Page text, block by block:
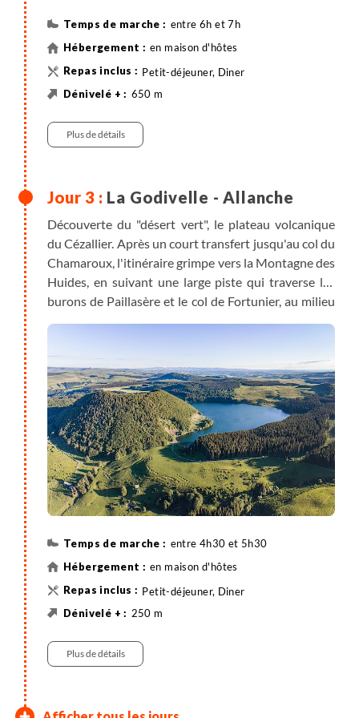
entre 6h et 7h
en maison d'hôtes
Petit-déjeuner, Diner
650 m
Randonnée
Plus de détails
La Godivelle - Allanche
Découverte du "désert vert", le plateau volcanique
du Cézallier. Après un court transfert jusqu'au col du
Chamaroux, l'itinéraire grimpe vers la Montagne des
Huides, en suivant une large piste qui traverse les
burons de Paillasère et le col de Fortunier, au milieu
de pâturages d'estive où paissent de nombreux
sur Pradiers, avant d'atteindre Allanche, la principale
commune du Cézallier.
entre 4h30 et 5h30
en maison d'hôtes
Petit-déjeuner, Diner
250 m
Randonnée
Plus de détails